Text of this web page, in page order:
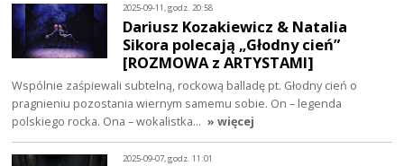
2025-09-11, godz. 20:58
Dariusz Kozakiewicz & Natalia
Sikora polecają „Głodny cień”
[ROZMOWA z ARTYSTAMI]
Wspólnie zaśpiewali subtelną, rockową balladę pt. Głodny cień o
pragnieniu pozostania wiernym samemu sobie. On – legenda
polskiego rocka. Ona – wokalistka… » więcej
2025-09-07, godz. 11:01